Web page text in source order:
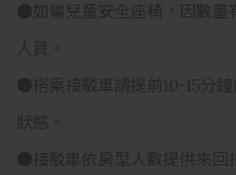
●如需兒童安全座椅，因數量
人員。
●搭乘接駁車請提前10-15分
狀態。
●接駁車依房型人數提供來回